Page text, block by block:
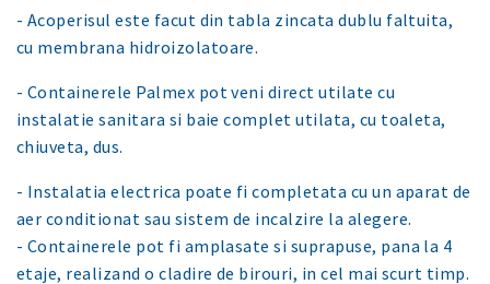
- Acoperisul este facut din tabla zincata dublu faltuita,
cu membrana hidroizolatoare.
- Containerele Palmex pot veni direct utilate cu
instalatie sanitara si baie complet utilata, cu toaleta,
chiuveta, dus.
- Instalatia electrica poate fi completata cu un aparat de
aer conditionat sau sistem de incalzire la alegere.
- Containerele pot fi amplasate si suprapuse, pana la 4
etaje, realizand o cladire de birouri, in cel mai scurt timp.